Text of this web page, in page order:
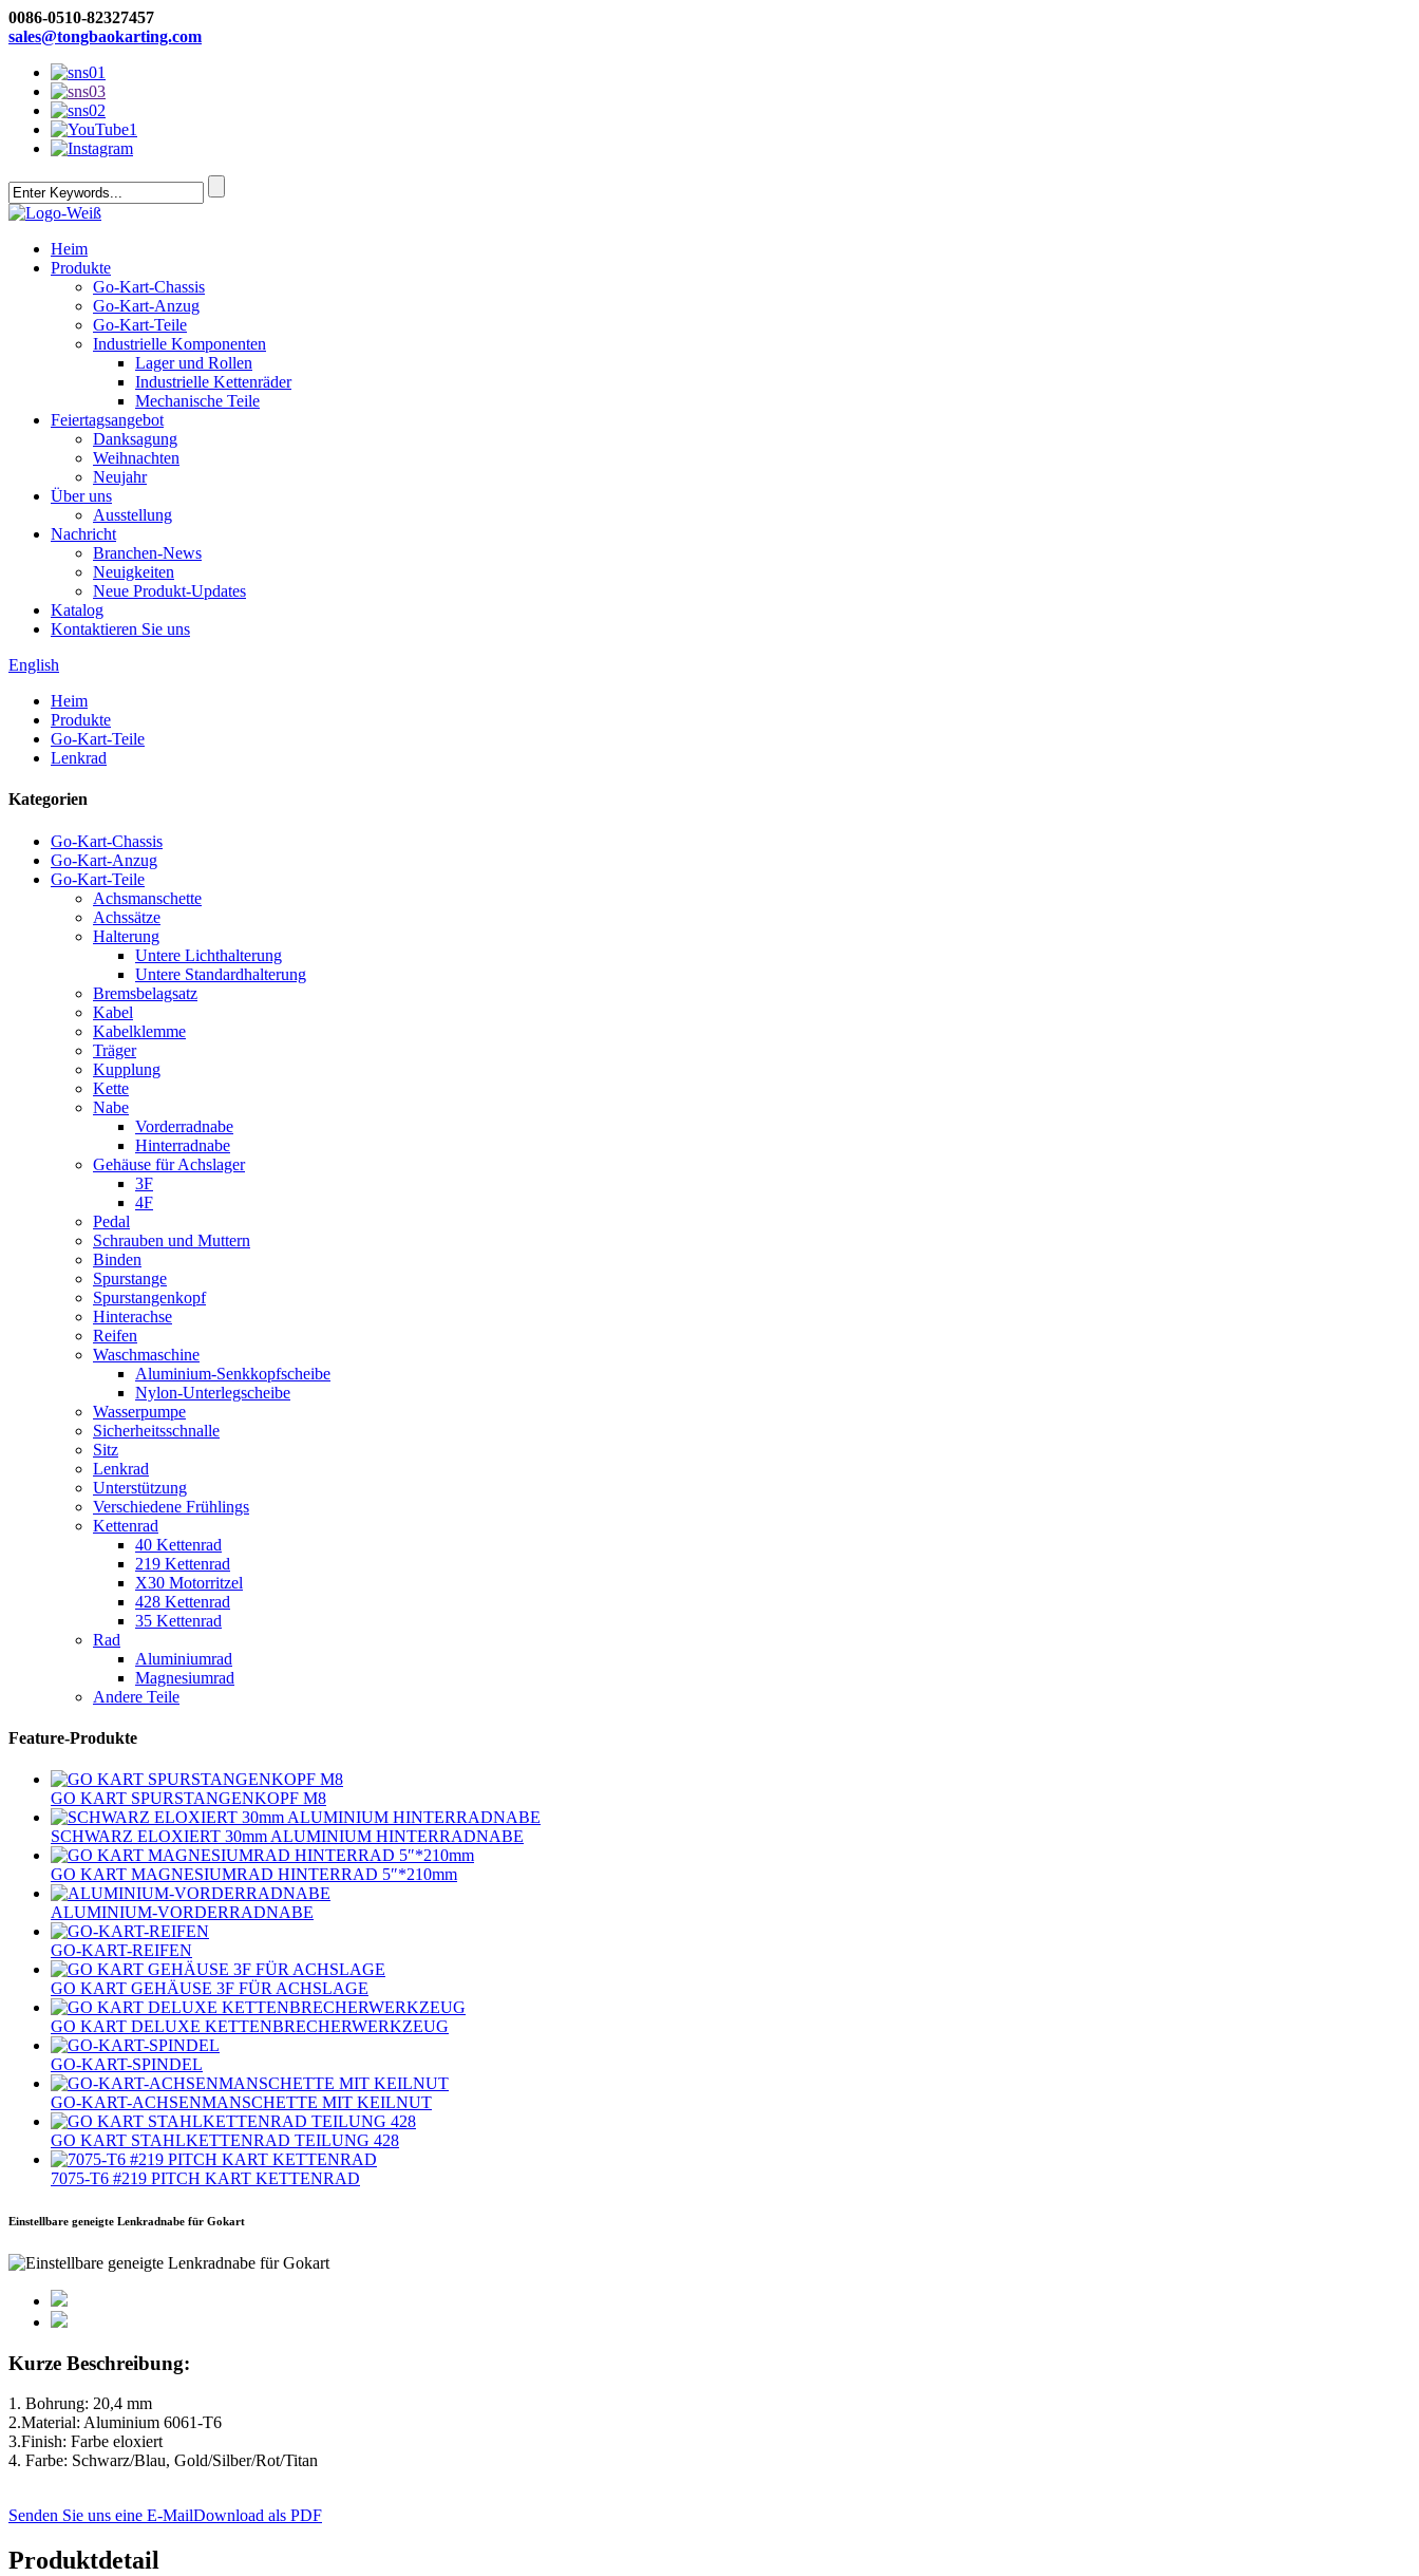
0086-0510-82327457
sales@tongbaokarting.com
Heim
Produkte
Go-Kart-Chassis
Go-Kart-Anzug
Go-Kart-Teile
Industrielle Komponenten
Lager und Rollen
Industrielle Kettenräder
Mechanische Teile
Feiertagsangebot
Danksagung
Weihnachten
Neujahr
Über uns
Ausstellung
Nachricht
Branchen-News
Neuigkeiten
Neue Produkt-Updates
Katalog
Kontaktieren Sie uns
English
Heim
Produkte
Go-Kart-Teile
Lenkrad
Kategorien
Go-Kart-Chassis
Go-Kart-Anzug
Go-Kart-Teile
Achsmanschette
Achssätze
Halterung
Untere Lichthalterung
Untere Standardhalterung
Bremsbelagsatz
Kabel
Kabelklemme
Träger
Kupplung
Kette
Nabe
Vorderradnabe
Hinterradnabe
Gehäuse für Achslager
3F
4F
Pedal
Schrauben und Muttern
Binden
Spurstange
Spurstangenkopf
Hinterachse
Reifen
Waschmaschine
Aluminium-Senkkopfscheibe
Nylon-Unterlegscheibe
Wasserpumpe
Sicherheitsschnalle
Sitz
Lenkrad
Unterstützung
Verschiedene Frühlings
Kettenrad
40 Kettenrad
219 Kettenrad
X30 Motorritzel
428 Kettenrad
35 Kettenrad
Rad
Aluminiumrad
Magnesiumrad
Andere Teile
Feature-Produkte
GO KART SPURSTANGENKOPF M8
SCHWARZ ELOXIERT 30mm ALUMINIUM HINTERRADNABE
GO KART MAGNESIUMRAD HINTERRAD 5″*210mm
ALUMINIUM-VORDERRADNABE
GO-KART-REIFEN
GO KART GEHÄUSE 3F FÜR ACHSLAGE
GO KART DELUXE KETTENBRECHERWERKZEUG
GO-KART-SPINDEL
GO-KART-ACHSENMANSCHETTE MIT KEILNUT
GO KART STAHLKETTENRAD TEILUNG 428
7075‐T6 #219 PITCH KART KETTENRAD
Einstellbare geneigte Lenkradnabe für Gokart
Kurze Beschreibung:
1. Bohrung: 20,4 mm
2.Material: Aluminium 6061-T6
3.Finish: Farbe eloxiert
4. Farbe: Schwarz/Blau, Gold/Silber/Rot/Titan
Senden Sie uns eine E-MailDownload als PDF
Produktdetail